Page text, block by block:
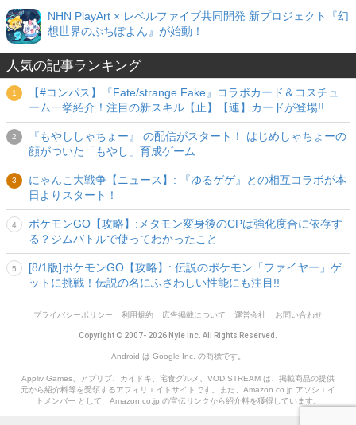
NHN PlayArt × レベルファイブ共同開発 新プロジェクト『幻
想世界のぷちぽよん』が始動！
人気の記事ランキング
【#コンパス】『Fate/strange Fake』コラボカード＆コスチュ
ーム一挙紹介！注目の新スキル【止】【連】カードが登場!!
『もやししゃちょー』 の配信がスタート！ はじめしゃちょーの
顔がついた「もやし」育成ゲーム
にゃんこ大戦争【ニュース】: 『ゆるゲゲ』との相互コラボが本
日よりスタート！
ポケモンGO【攻略】:メタモン変身後のCPは強化度合に依存す
る？ジムバトルで使ってわかったこと
[8/1版]ポケモンGO【攻略】: 伝説のポケモン「ファイヤー」ゲ
ットに挑戦！伝説の名にふさわしい性能にも注目!!
プライバシーポリシー 利用規約 広告掲載について 運営会社 お問い合わせ
Copyright © 2007- 2026 Nyle Inc. All Rights Reserved.
Android は Google Inc. の商標です。
Appliv Games、アプリブ、カイドキ、宅食グルメ、VOD STREAM は、掲載商品の提供
元から紹介料等を受領するアフィリエイトサイトです。また、Amazon.co.jp アソシエイ
トメンバー として、Amazon.co.jp の宣伝リンクから紹介料を獲得しています。